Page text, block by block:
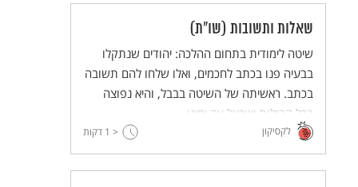
שאלות ותשובות (שו"ת)
שיטה לימודית בתחום ההלכה: יהודים שנתקלו
בבעיה פנו בכתב לחכמים, ואלו שלחו להם תשובה
בכתב. ראשיתה של השיטה בבבל, והיא נפוצה
בכל קהילות ישראל עד ימינו.
לקסיקון < 1 דקות